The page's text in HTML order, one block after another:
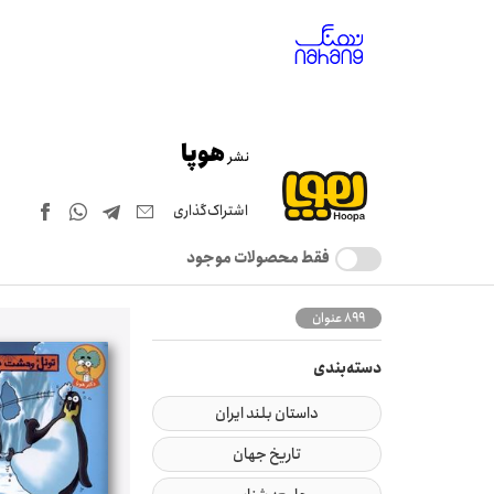
نشرهوپا
اشتراک‌گذاری
فقط محصولات موجود
899 عنوان
دسته‌بندی
داستان بلند ایران
تاریخ جهان